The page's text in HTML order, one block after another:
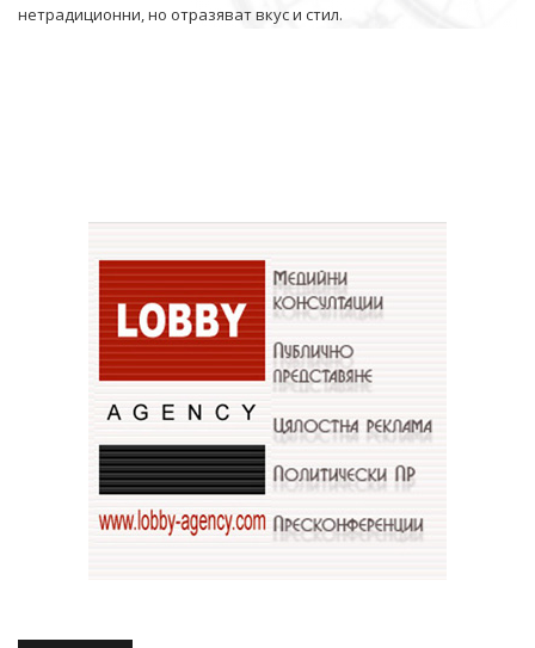
нетрадиционни, но отразяват вкус и стил.